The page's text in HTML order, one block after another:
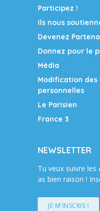
Participez !
Ils nous
Devenez
Donnez pour le
Média
Modification
personnelles
Le Parisien
France 3
NEWSLETTER
Tu veux suivre les
as bien raison !
JE M'INSCRIS !